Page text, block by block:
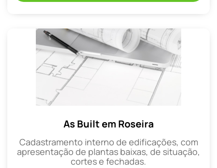
As Built em Roseira
Cadastramento interno de edificações, com
apresentação de plantas baixas, de situação,
cortes e fechadas.